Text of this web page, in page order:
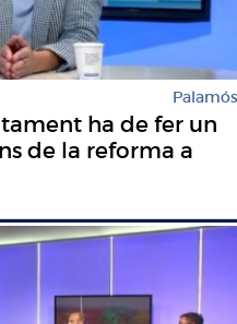
Palamós
ha de fer un
de la reforma a